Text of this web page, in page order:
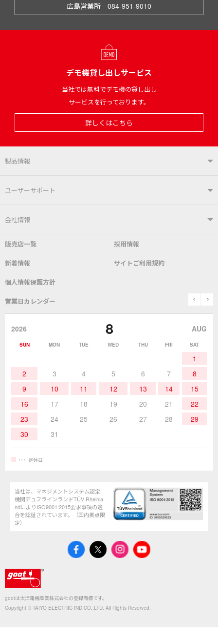
広島営業所 084-951-9010
デモ機貸し出しサービス
当社では無料でデモ機の貸し出し
サービスを行っております。
詳しくはこちら
製品情報
製品情報TOP
はんだ付けシステム
こて先 自動はんだ送り装置
表面実装/SMT関連
作業環境／材料
ユーザーサポート
ユーザーサポートTOP
よくあるご質問 デモ機貸し出しサービス
SDS(MSDS)製品
取扱説明書
該非説明発行の申込み
会社情報
会社概要 社長あいさつ
グットのあゆみ
販売店一覧 採用情報
新着情報 サイトご利用規約
個人情報保護方針
営業日カレンダー prev
2026 8 AUG
SUN MON TUE WED THU FRI SAT
1
2
3 4 5 6 7
8
9
10 11 12 13 14
15
16
17 18 19 20 21
22
23
24 25 26 27 28
29
30
31
定休日
当社は、マネジメントシステム認定
機関デュフラインランドTÜV Rheinla
ndによりISO9001:2015要求事項の適
合を認証されています。（国内拠点限
定）
gootは太洋電機産業株式会社の登録商標です。
Copyright © TAIYO ELECTRIC IND.CO.,LTD. All Rights Reserved.